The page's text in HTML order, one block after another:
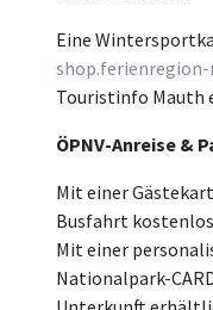
Eine
Touristinfo Mauth
ÖPNV-Anreise &
Mit einer
Busfahrt
Mit einer
Nationalpark-